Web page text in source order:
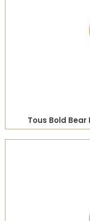
Tous Bold Bear